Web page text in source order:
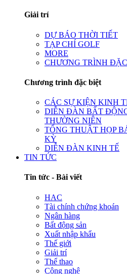
Giải trí
DỰ BÁO THỜI TIẾT
TẠP CHÍ GOLF
MORE
CHƯƠNG TRÌNH
Chương trình đặc biệt
CÁC SỰ KIỆN KINH
DIỄN ĐÀN BẤT
THƯỜNG NIÊN
TỔNG THUẬT HỌP
KỲ
DIỄN ĐÀN KINH TẾ
TIN TỨC
Tin tức - Bài viết
HAC
Tài chính chứng khoán
Ngân hàng
Bất động sản
Xuất nhập khẩu
Thế giới
Giải trí
Thể thao
Công nghệ